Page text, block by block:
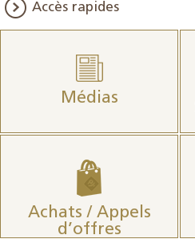
Accès rapides
Médias
Achats / Appels
d’offres